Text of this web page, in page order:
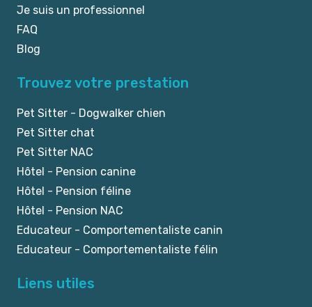
Je suis un professionnel
FAQ
Blog
Trouvez votre prestation
Pet Sitter - Dogwalker chien
Pet Sitter chat
Pet Sitter NAC
Hôtel - Pension canine
Hôtel - Pension féline
Hôtel - Pension NAC
Educateur - Comportementaliste canin
Educateur - Comportementaliste félin
Liens utiles